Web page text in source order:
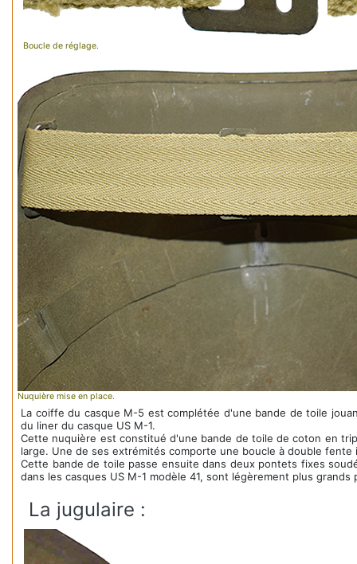
Boucle de réglage.
Nuquière mise en place.
La coiffe du casque M-5 est complétée d'une bande de toile
du liner du casque US M-1.
Cette nuquière est constitué d'une bande de toile de coton en
large. Une de ses extrémités comporte une boucle à double
Cette bande de toile passe ensuite dans deux pontets fixes
dans les casques US M-1 modèle 41, sont légèrement plus
La jugulaire :